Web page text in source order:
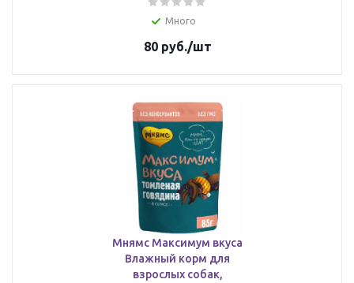
Много
80руб./шт
Мнямс Максимум вкуса
Влажный корм для
взрослых собак,